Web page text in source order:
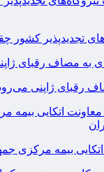
تجدیدپذیر کشور
رقبای ژاپنی
بیمه مرکزی